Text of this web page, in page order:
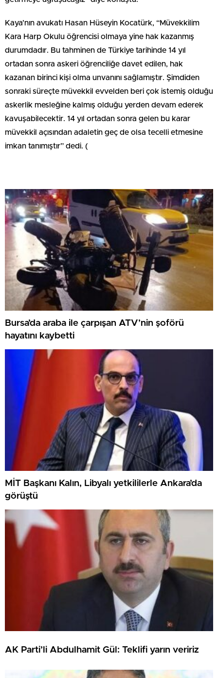
Kaya’nın avukatı Hasan Hüseyin Kocatürk, “Müvekkilim
Kara Harp Okulu öğrencisi olmaya yine hak kazanmış
durumdadır. Bu tahminen de Türkiye tarihinde 14 yıl
ortadan sonra askeri öğrenciliğe davet edilen, hak
kazanan birinci kişi olma unvanını sağlamıştır. Şimdiden
sonraki süreçte müvekkil evvelden beri çok istemiş olduğu
askerlik mesleğine kalmış olduğu yerden devam ederek
kavuşabilecektir. 14 yıl ortadan sonra gelen bu karar
müvekkil açısından adaletin geç de olsa tecelli etmesine
imkan tanımıştır” dedi. (
Bursa’da araba ile çarpışan ATV’nin şoförü
hayatını kaybetti
MİT Başkanı Kalın, Libyalı yetkililerle Ankara’da
görüştü
AK Parti’li Abdulhamit Gül: Teklifi yarın veririz